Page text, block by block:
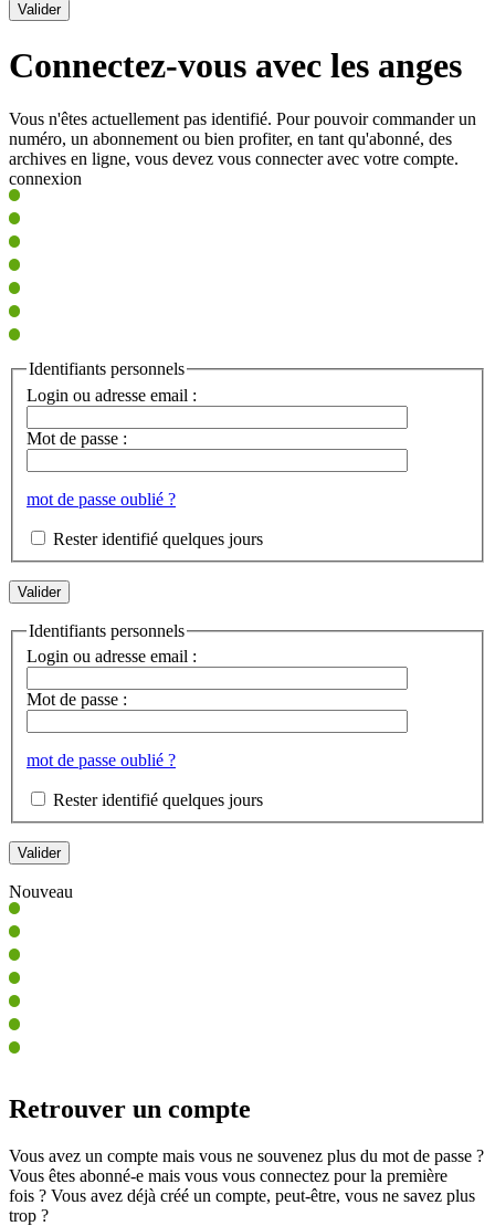
Valider
Connectez-vous avec les anges
Vous n'êtes actuellement pas identifié. Pour pouvoir commander un
numéro, un abonnement ou bien profiter, en tant qu'abonné, des
archives en ligne, vous devez vous connecter avec votre compte.
connexion
Identifiants personnels
Login ou adresse email :
Mot de passe :
mot de passe oublié ?
Rester identifié quelques jours
Identifiants personnels
Login ou adresse email :
Mot de passe :
mot de passe oublié ?
Rester identifié quelques jours
Nouveau
Retrouver un compte
Vous avez un compte mais vous ne souvenez plus du mot de passe ?
Vous êtes abonné-e mais vous vous connectez pour la première
fois ? Vous avez déjà créé un compte, peut-être, vous ne savez plus
trop ?